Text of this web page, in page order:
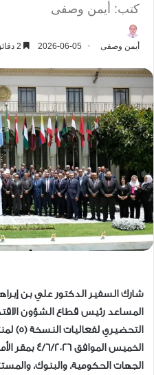
كتب: أيمن وصفى
أيمن وصفى 2026-06-05
شارك السفير الدكتور علي بن
المساعد رئيس قطاع الشؤون
الخميس
الجهات الحكومية، والبنوك،